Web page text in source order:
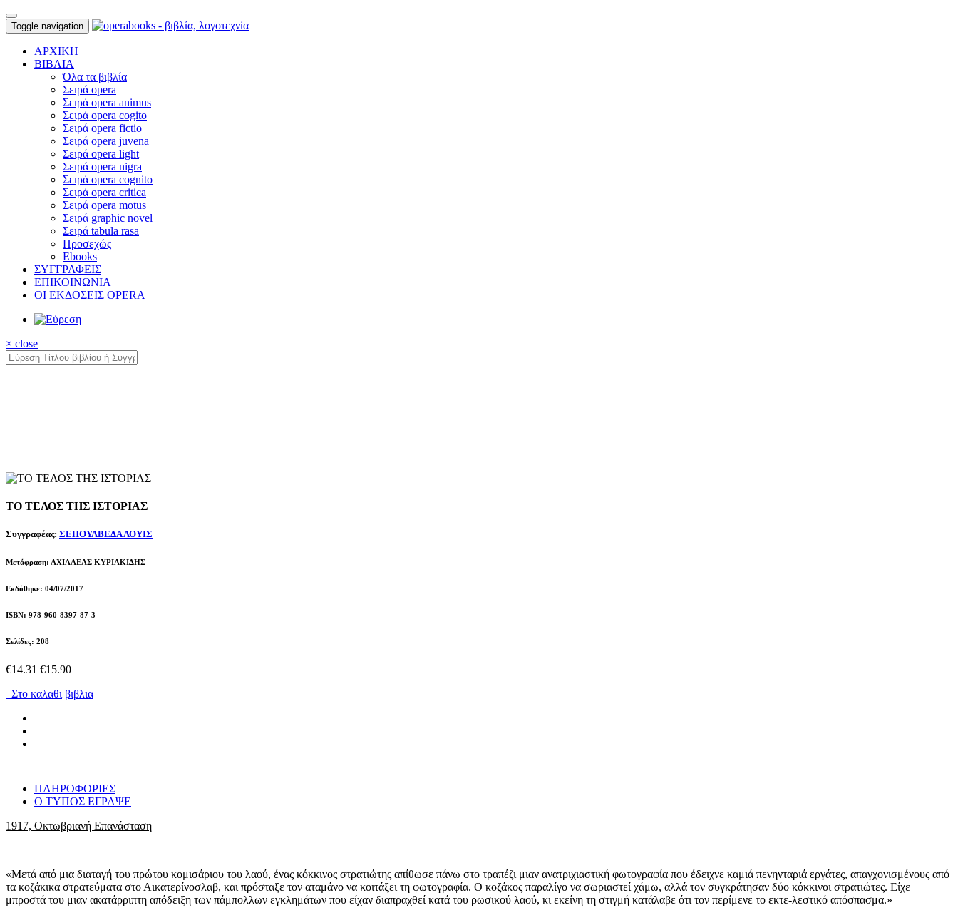
Toggle navigation
ΑΡΧΙΚΗ
ΒΙΒΛΙΑ
Όλα τα βιβλία
Σειρά opera
Σειρά opera animus
Σειρά opera cogito
Σειρά opera fictio
Σειρά opera juvena
Σειρά opera light
Σειρά opera nigra
Σειρά opera cognito
Σειρά opera critica
Σειρά opera motus
Σειρά graphic novel
Σειρά tabula rasa
Προσεχώς
Ebooks
ΣΥΓΓΡΑΦΕΙΣ
ΕΠΙΚΟΙΝΩΝΙΑ
ΟΙ ΕΚΔΟΣΕΙΣ OPERA
× close
ΤΟ ΤΕΛΟΣ ΤΗΣ ΙΣΤΟΡΙΑΣ
Συγγραφέας: ΣΕΠΟΥΛΒΕΔΑ ΛΟΥΙΣ
Μετάφραση: ΑΧΙΛΛΕΑΣ ΚΥΡΙΑΚΙΔΗΣ
Εκδόθηκε: 04/07/2017
ISBN: 978-960-8397-87-3
Σελίδες: 208
€14.31 €15.90
Στο καλαθι βιβλια
ΠΛΗΡΟΦΟΡΙΕΣ
Ο ΤΥΠΟΣ ΕΓΡΑΨΕ
1917, Οκτωβριανή Επανάσταση
«Μετά από μια διαταγή του πρώτου κομισάριου του λαού, ένας κόκκινος στρατιώτης απίθωσε πάνω στο τραπέζι μιαν ανατριχιαστική φωτογραφία που έδειχνε καμιά πενηνταριά εργάτες, απαγχονισμένους από
τα κοζάκικα στρατεύματα στο Αικατερίνοσλαβ, και πρόσταξε τον αταμάνο να κοιτάξει τη φωτογραφία. Ο κοζάκος παραλίγο να σωριαστεί χάμω, αλλά τον συγ­κράτησαν δύο κόκκινοι στρατιώτες. Είχε
μπροστά του μιαν ακατάρριπτη απόδειξη των πάμπολλων εγκλημάτων που είχαν διαπραχθεί κατά του ρωσικού λαού, κι εκείνη τη στιγμή κατάλαβε ότι τον περίμενε το εκτε-λεστικό απόσπασμα.»